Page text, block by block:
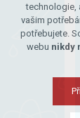
technologie,
vašim
potřebujete.
webu nikdy